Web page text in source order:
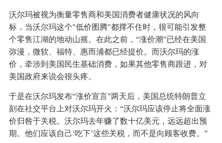
沃尔玛被视为衡量零售商和美国消费者健康状况的风向
标，当沃尔玛这个"低价图腾"都撑不住时，很可能引发整
个零售江湖的地动山摇。在此之前，“涨价潮”已经在美国
弥漫，微软、福特、惠而浦都已经提价。而沃尔玛的涨
价，牵涉到美国民生基础消费，如果其他零售商跟进，对
美国政府来说会很头疼。
于是在沃尔玛发布“涨价宣言”两天后，美国总统特朗普立
刻在社交平台上对沃尔玛开火：“沃尔玛应该停止将全面涨
价归咎于关税。沃尔玛去年赚了数十亿美元，远远超出预
期。他们应该自己‘吃下’这些关税，而不是向顾客收费。”